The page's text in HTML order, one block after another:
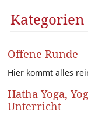
Frauen-Themen
Kategorien
Offene Runde
Hier kommt alles
Hatha Yoga,
Unterricht